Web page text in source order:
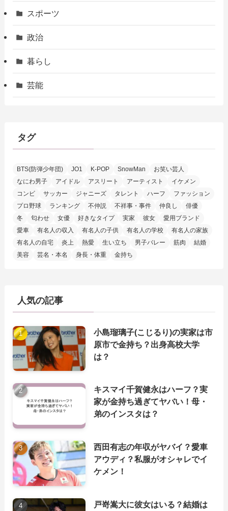
スポーツ
政治
暮らし
芸能
タグ
BTS(防弾少年団) JO1 K-POP SnowMan
お笑い芸人
なにわ男子
アイドル アスリート アーティスト
イケメン
コンビ
サッカー ジャニーズ タレント ハーフ
ファッション
プロ野球
ランキング 不仲説 不祥事・事件 仲良し
俳優
冬
匂わせ 女優 好きなタイプ 実家 彼女
愛用ブランド
愛車
有名人の収入 有名人の子供 有名人の学校
有名人の家族
有名人の自宅
炎上 熱愛 生い立ち 男子バレー 筋肉
結婚
美容
芸名・本名 身長・体重 金持ち
人気の記事
小島瑠璃子(こじるり)の実家は市
原市で金持ち？出身高校大学
は？
キスマイ千賀健永はハーフ？実
家が金持ち過ぎてヤバい！母・
弟のインスタは？
西田有志の年収がヤバイ？愛車
アウディ？私服がオシャレでイ
ケメン！
戸嵜嵩大に彼女はいる？結婚は